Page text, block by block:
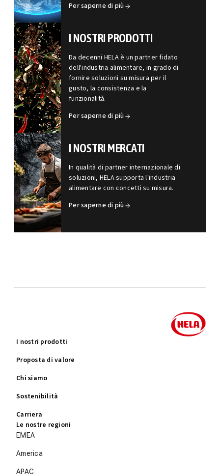
Per saperne di più
I NOSTRI PRODOTTI
Da decenni HELA è un partner fidato
dell'industria alimentare, in grado di
fornire soluzioni su misura per il
gusto, la consistenza e la
funzionalità.
Per saperne di più
I NOSTRI MERCATI
In qualità di partner internazionale di
soluzioni, HELA supporta l'industria
alimentare con concetti su misura.
Per saperne di più
I nostri prodotti
Proposta di valore
Chi siamo
Sostenibilità
Carriera
Le nostre regioni
EMEA
America
APAC